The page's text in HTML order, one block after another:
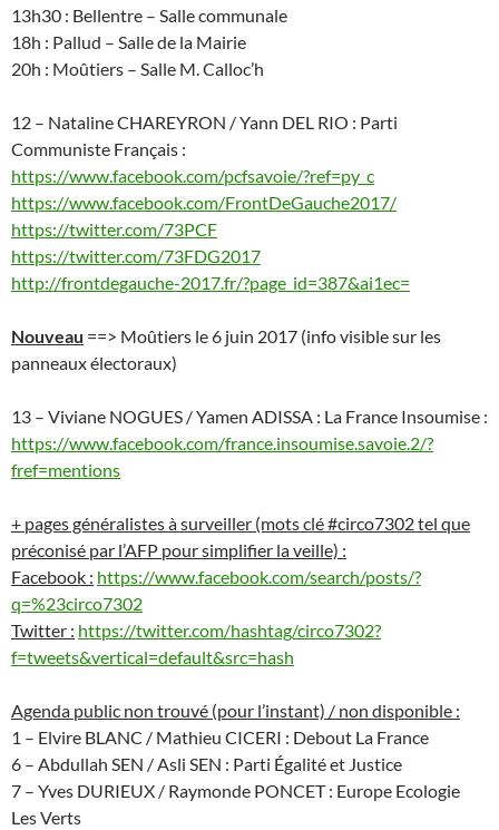
13h30 : Bellentre – Salle communale
18h : Pallud – Salle de la Mairie
20h : Moûtiers – Salle M. Calloc’h
12 – Nataline CHAREYRON / Yann DEL RIO : Parti
Communiste Français :
https://www.facebook.com/pcfsavoie/?ref=py_c
https://www.facebook.com/FrontDeGauche2017/
https://twitter.com/73PCF
https://twitter.com/73FDG2017
http://frontdegauche-2017.fr/?page_id=387&ai1ec=
Nouveau ==> Moûtiers le 6 juin 2017 (info visible sur les
panneaux électoraux)
13 – Viviane NOGUES / Yamen ADISSA : La France Insoumise :
https://www.facebook.com/france.insoumise.savoie.2/?
fref=mentions
+ pages généralistes à surveiller (mots clé #circo7302 tel que
préconisé par l’AFP pour simplifier la veille) :
Facebook : https://www.facebook.com/search/posts/?
q=%23circo7302
Twitter : https://twitter.com/hashtag/circo7302?
f=tweets&vertical=default&src=hash
Agenda public non trouvé (pour l’instant) / non disponible :
1 – Elvire BLANC / Mathieu CICERI : Debout La France
6 – Abdullah SEN / Asli SEN : Parti Égalité et Justice
7 – Yves DURIEUX / Raymonde PONCET : Europe Ecologie
Les Verts